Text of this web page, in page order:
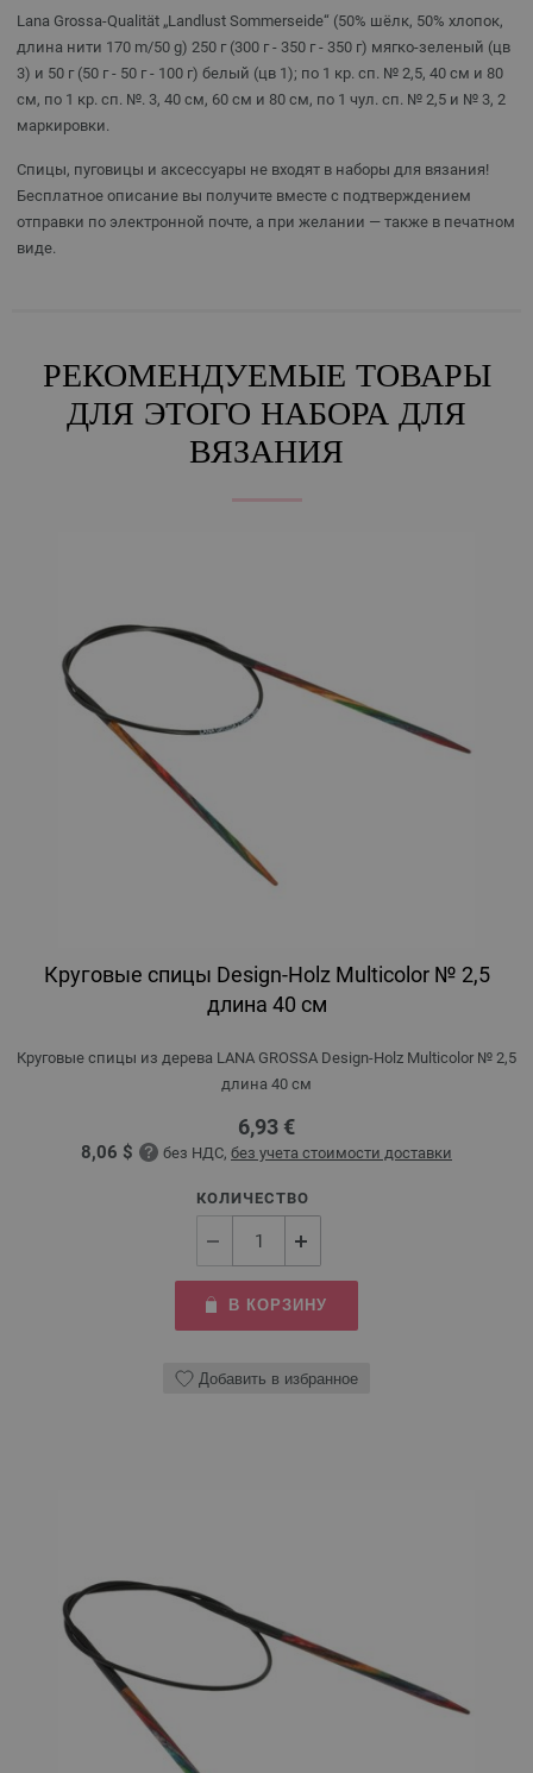
Lana Grossa-Qualität „Landlust Sommerseide“ (50% шёлк, 50% хлопок,
длина нити 170 m/50 g) 250 г (300 г - 350 г - 350 г) мягко-зеленый (цв
3) и 50 г (50 г - 50 г - 100 г) белый (цв 1); по 1 кр. сп. № 2,5, 40 см и 80
см, по 1 кр. сп. №. 3, 40 см, 60 см и 80 см, по 1 чул. сп. № 2,5 и № 3, 2
маркировки.
Спицы, пуговицы и аксессуары не входят в наборы для вязания!
Бесплатное описание вы получите вместе с подтверждением
отправки по электронной почте, а при желании — также в печатном
виде.
РЕКОМЕНДУЕМЫЕ ТОВАРЫ
ДЛЯ ЭТОГО НАБОРА ДЛЯ
ВЯЗАНИЯ
Круговые спицы Design-Holz Multicolor № 2,5
длина 40 см
Круговые спицы из дерева LANA GROSSA Design-Holz Multicolor № 2,5
длина 40 см
6,93 €
8,06 $ без НДС, без учета стоимости доставки
КОЛИЧЕСТВО
В КОРЗИНУ
Добавить в избранное